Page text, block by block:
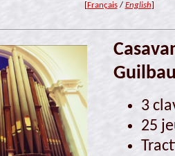
Français/ English
3
25